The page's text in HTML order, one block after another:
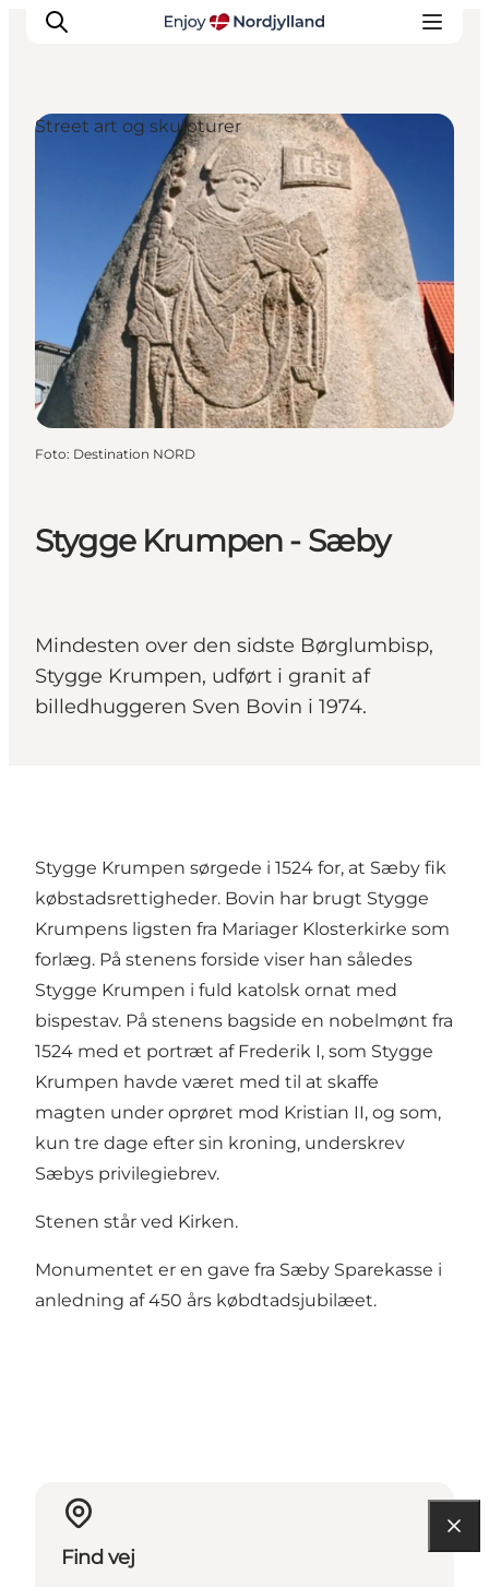
Oplevelser og aktiviteter
Planlæg din tur
Byer og steder
Guides
Det sker
For børn
Stygge Krumpen - Sæby
Mindesten over den sidste Børglumbisp,
Stygge Krumpen, udført i granit af
billedhuggeren Sven Bovin i 1974.
Street art og skulpturer
Foto: Destination NORD
Stygge Krumpen sørgede i 1524 for, at Sæby fik
købstadsrettigheder. Bovin har brugt Stygge
Krumpens ligsten fra Mariager Klosterkirke som
forlæg. På stenens forside viser han således
Stygge Krumpen i fuld katolsk ornat med
bispestav. På stenens bagside en nobelmønt fra
1524 med et portræt af Frederik I, som Stygge
Krumpen havde været med til at skaffe
magten under oprøret mod Kristian II, og som,
kun tre dage efter sin kroning, underskrev
Sæbys privilegiebrev.
Stenen står ved Kirken.
Monumentet er en gave fra Sæby Sparekasse i
anledning af 450 års købdtadsjubilæet.
Find vej